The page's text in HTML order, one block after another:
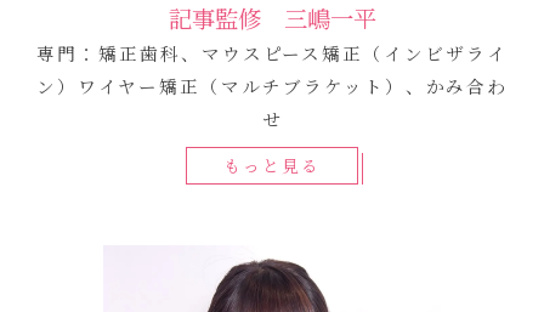
記事監修 三嶋一平
専門：矯正歯科、マウスピース矯正（インビザライ
ン）ワイヤー矯正（マルチブラケット）、かみ合わ
せ
もっと見る